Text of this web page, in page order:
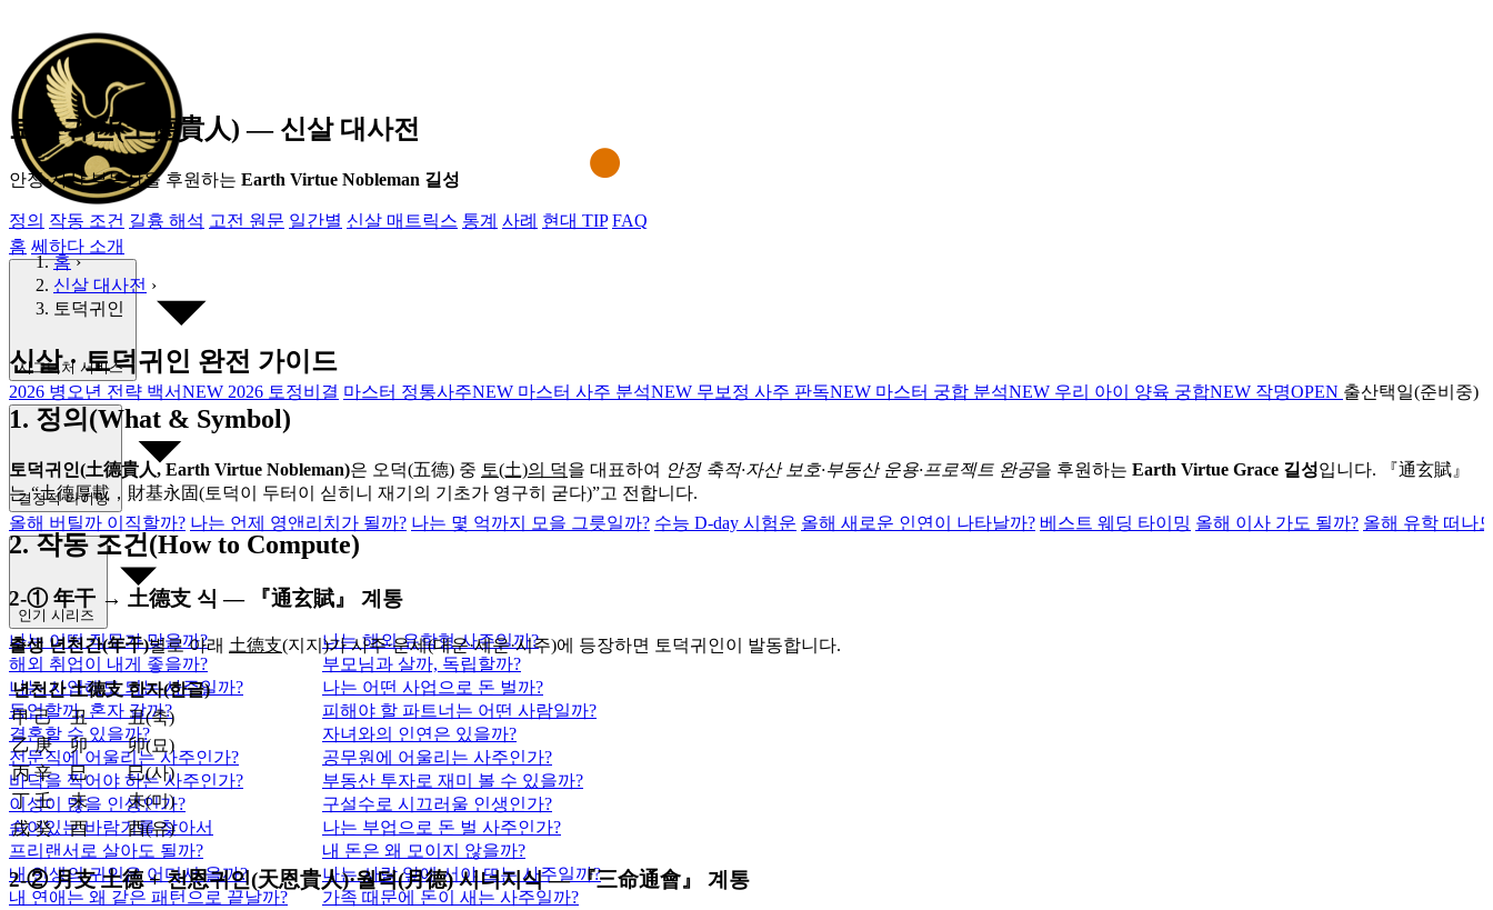
홈 쎄하다 소개
시그니처 서비스
2026 병오년 전략 백서NEW 2026 토정비결 마스터 정통사주NEW 마스터 사주 분석NEW 무보정 사주 판독NEW 마스터 궁합 분석NEW 우리 아이 양육 궁합NEW 작명OPEN 출산택일(준비중)
결정적 타이밍
올해 버틸까 이직할까? 나는 언제 영앤리치가 될까? 나는 몇 억까지 모을 그릇일까? 수능 D-day 시험운 올해 새로운 인연이 나타날까? 베스트 웨딩 타이밍 올해 이사 가도 될까? 올해 유학 떠나
인기 시리즈
나는 어떤 직무가 맞을까?
나는 해외 유학형 사주일까?
해외 취업이 내게 좋을까?
부모님과 살까, 독립할까?
나는 사업해도 되는 사주일까?
나는 어떤 사업으로 돈 벌까?
동업할까, 혼자 갈까?
피해야 할 파트너는 어떤 사람일까?
결혼할 수 있을까?
자녀와의 인연은 있을까?
전문직에 어울리는 사주인가?
공무원에 어울리는 사주인가?
바닥을 찍어야 하는 사주인가?
부동산 투자로 재미 볼 수 있을까?
이성이 많을 인생인가?
구설수로 시끄러울 인생인가?
숨어있는 바람기를 찾아서
나는 부업으로 돈 벌 사주인가?
프리랜서로 살아도 될까?
내 돈은 왜 모이지 않을까?
내 인생의 귀인은 어디서 올까?
나는 사람 앞에 서야 뜨는 사주일까?
내 연애는 왜 같은 패턴으로 끝날까?
가족 때문에 돈이 새는 사주일까?
토덕귀인(土德貴人) ― 신살 대사전
안정·자산 부동산을 후원하는 Earth Virtue Nobleman 길성
정의 작동 조건 길흉 해석 고전 원문 일간별 신살 매트릭스 통계 사례 현대 TIP FAQ
홈›
신살 대사전 ›
토덕귀인
신살 · 토덕귀인 완전 가이드
1. 정의(What & Symbol)
토덕귀인(土德貴人, Earth Virtue Nobleman)은 오덕(五德) 중 토(土)의 덕을 대표하여 안정 축적·자산 보호·부동산 운용·프로젝트 완공을 후원하는 Earth Virtue Grace 길성입니다. 『通玄賦』
는 “土德厚載，財基永固(토덕이 두터이 싣히니 재기의 기초가 영구히 굳다)”고 전합니다.
2. 작동 조건(How to Compute)
2‑① 年干 → 土德支 식 — 『通玄賦』 계통
출생 년천간(年干)별로 아래 土德支(지지)가 사주·운세(대운·세운·시주)에 등장하면 토덕귀인이 발동합니다.
년천간 土德支 한자(한글)
甲 己
丑
丑(축)
乙 庚
卯
卯(묘)
丙 辛
巳
巳(사)
丁 壬
未
未(미)
戊 癸
酉 酉(유)
2‑② 月支 土德 + 천恩귀인(天恩貴人)·월덕(月德) 시너지식 — 『三命通會』 계통